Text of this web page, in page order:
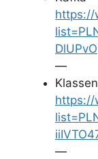
https://
DlUPvO
—
https://
—